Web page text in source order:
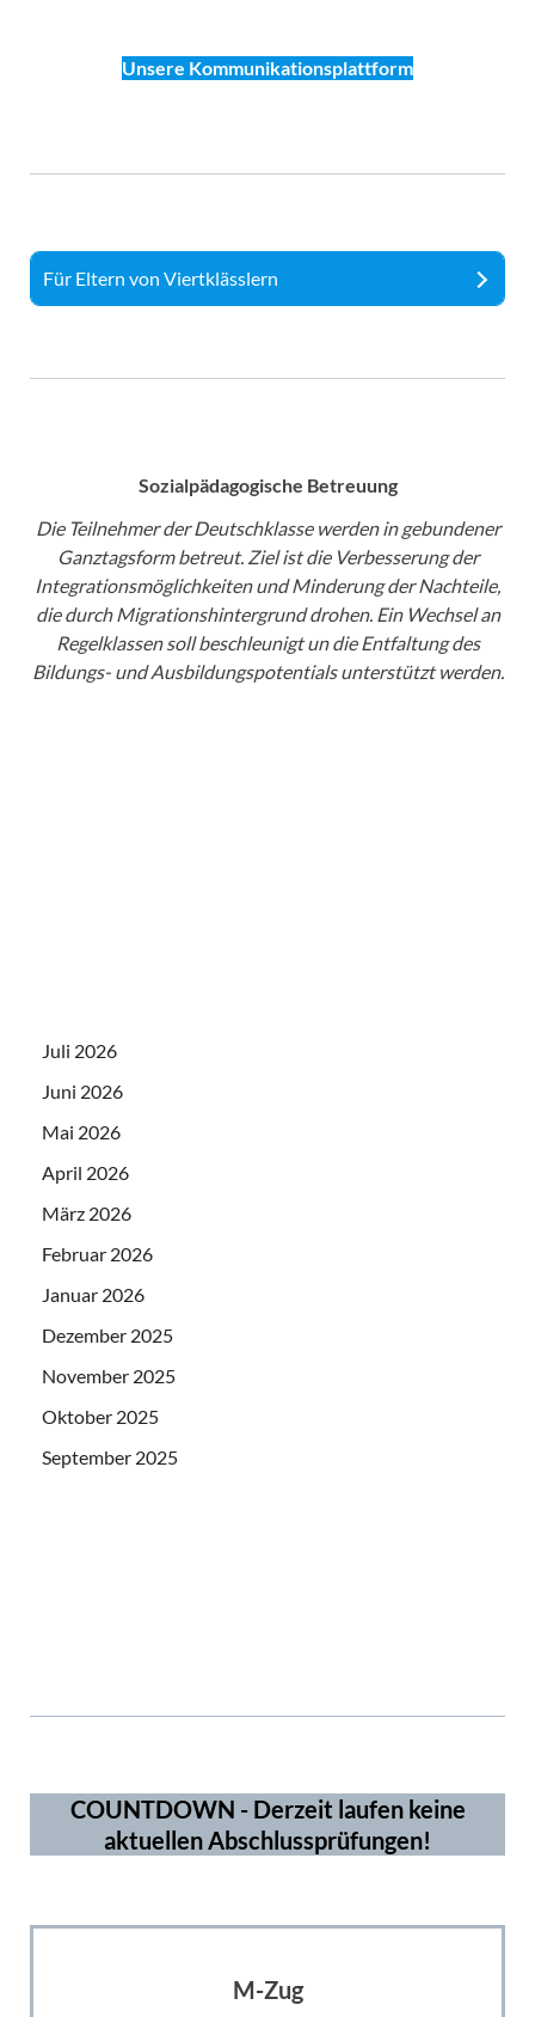
Unsere Kommunikationsplattform
Für Eltern von Viertklässlern
Sozialpädagogische Betreuung
Die Teilnehmer der Deutschklasse werden in gebundener
Ganztagsform betreut. Ziel ist die Verbesserung der
Integrationsmöglichkeiten und Minderung der Nachteile,
die durch Migrationshintergrund drohen. Ein Wechsel an
Regelklassen soll beschleunigt un die Entfaltung des
Bildungs- und Ausbildungspotentials unterstützt werden.
Juli 2026
Juni 2026
Mai 2026
April 2026
März 2026
Februar 2026
Januar 2026
Dezember 2025
November 2025
Oktober 2025
September 2025
COUNTDOWN - Derzeit laufen keine
aktuellen Abschlussprüfungen!
M-Zug